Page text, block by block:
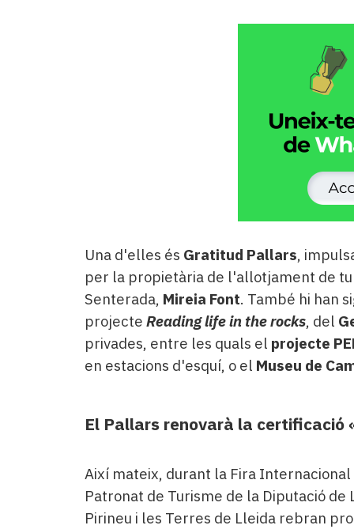
Una d'elles és Gratitud Pallars,
per la propietària de l'allotjament de
Senterada, Mireia Font. També hi han
projecte Reading life in the rocks, del
privades, entre les quals el projecte
en estacions d'esquí, o el Museu de
El Pallars renovarà la certificació
Així mateix, durant la Fira
Patronat de Turisme de la Diputació
Pirineu i les Terres de Lleida rebran